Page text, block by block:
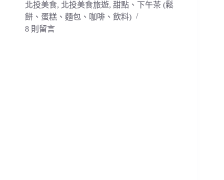
北投美食, 北投美食旅遊, 甜點、下午茶 (鬆
餅、蛋糕、麵包、咖啡、飲料)
8 則留言